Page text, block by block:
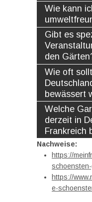
Wie kann
Gibt es
den
Wie oft
bewässert
Welche
derzeit in
Frankreich
Nachweise:
https://
https://
e-